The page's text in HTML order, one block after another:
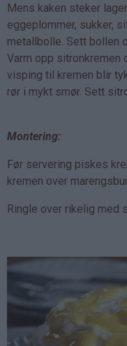
Mens kaken steker
eggeplommer, sukker,
metallbolle. Sett bollen
Varm opp sitronkremen
visping til kremen blir
rør i mykt smør. Sett
Montering:
Før servering piskes
kremen over
Ringle over rikelig med